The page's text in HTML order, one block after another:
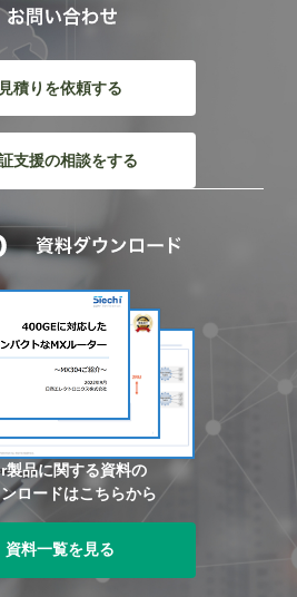
見積りを依頼する
支援の相談をする
品に関する資料の
ロードはこちらから
資料一覧を見る